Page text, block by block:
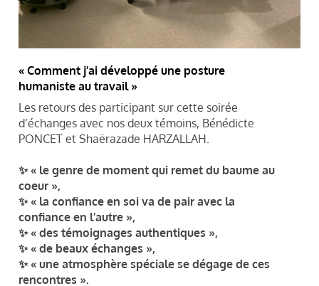
« Comment j’ai développé une posture
humaniste au travail »
Les retours des participant sur cette soirée
d’échanges avec nos deux témoins, Bénédicte
PONCET et Shaërazade HARZALLAH.
✨ « le genre de moment qui remet du baume au
coeur »,
✨ « la confiance en soi va de pair avec la
confiance en l’autre »,
✨ « des témoignages authentiques »,
✨ « de beaux échanges »,
✨ « une atmosphère spéciale se dégage de ces
rencontres ».